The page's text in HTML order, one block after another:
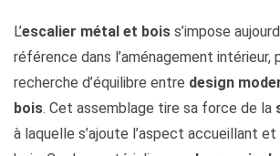
L’escalier métal et bois s’impose
référence dans l’aménagement intérieur,
recherche d’équilibre entre design
bois. Cet assemblage tire sa force de la
à laquelle s’ajoute l’aspect accueillant